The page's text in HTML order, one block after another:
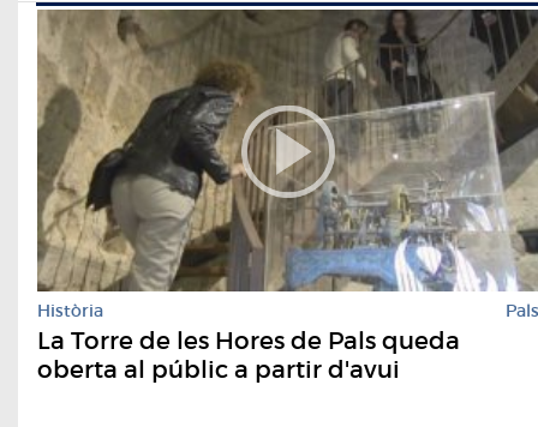
Història Pals
La Torre de les Hores de Pals queda
oberta al públic a partir d'avui